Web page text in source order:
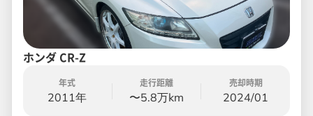
ホンダ CR-Z
年式
2011年
走行距離
〜5.8万km
売却時期
2024/01